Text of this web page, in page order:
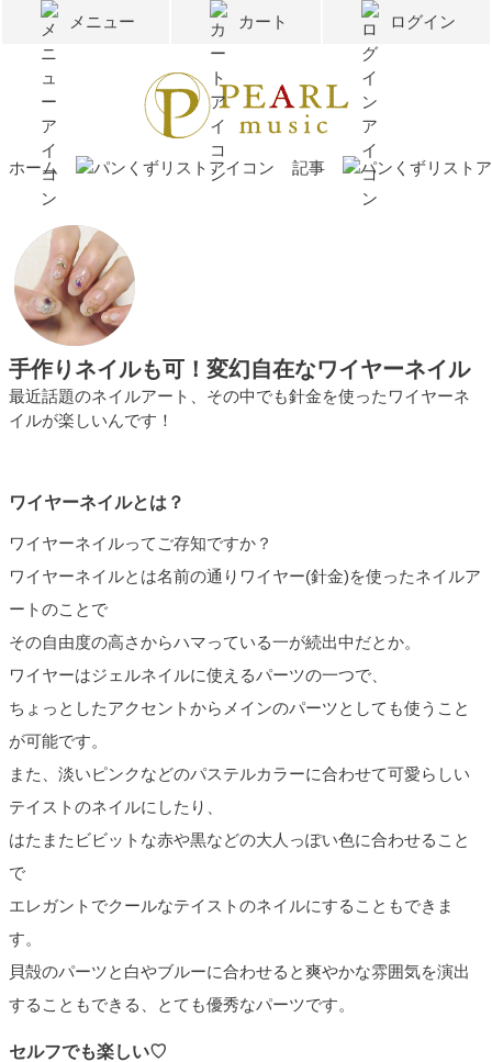
メニュー カート ログイン
ホーム 記事
手作りネイルも可！変幻自在なワイヤーネイル
最近話題のネイルアート、その中でも針金を使ったワイヤーネ
イルが楽しいんです！
ワイヤーネイルとは？
ワイヤーネイルってご存知ですか？
ワイヤーネイルとは名前の通りワイヤー(針金)を使ったネイルア
ートのことで
その自由度の高さからハマっている一が続出中だとか。
ワイヤーはジェルネイルに使えるパーツの一つで、
ちょっとしたアクセントからメインのパーツとしても使うこと
が可能です。
また、淡いピンクなどのパステルカラーに合わせて可愛らしい
テイストのネイルにしたり、
はたまたビビットな赤や黒などの大人っぽい色に合わせること
で
エレガントでクールなテイストのネイルにすることもできま
す。
貝殻のパーツと白やブルーに合わせると爽やかな雰囲気を演出
することもできる、とても優秀なパーツです。
セルフでも楽しい♡